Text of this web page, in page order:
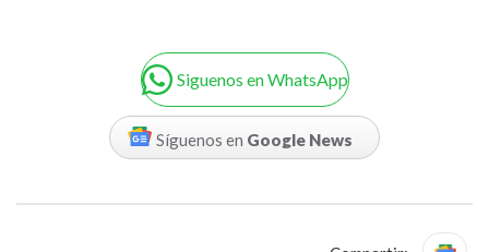
Siguenos en WhatsApp
Síguenos en Google News